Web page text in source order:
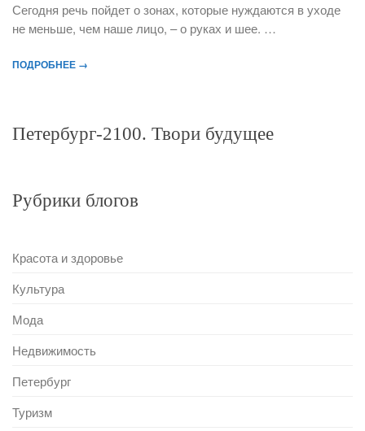
Сегодня речь пойдет о зонах, которые нуждаются в уходе
не меньше, чем наше лицо, – о руках и шее. …
ПОДРОБНЕЕ →
Петербург-2100. Твори будущее
Рубрики блогов
Красота и здоровье
Культура
Мода
Недвижимость
Петербург
Туризм